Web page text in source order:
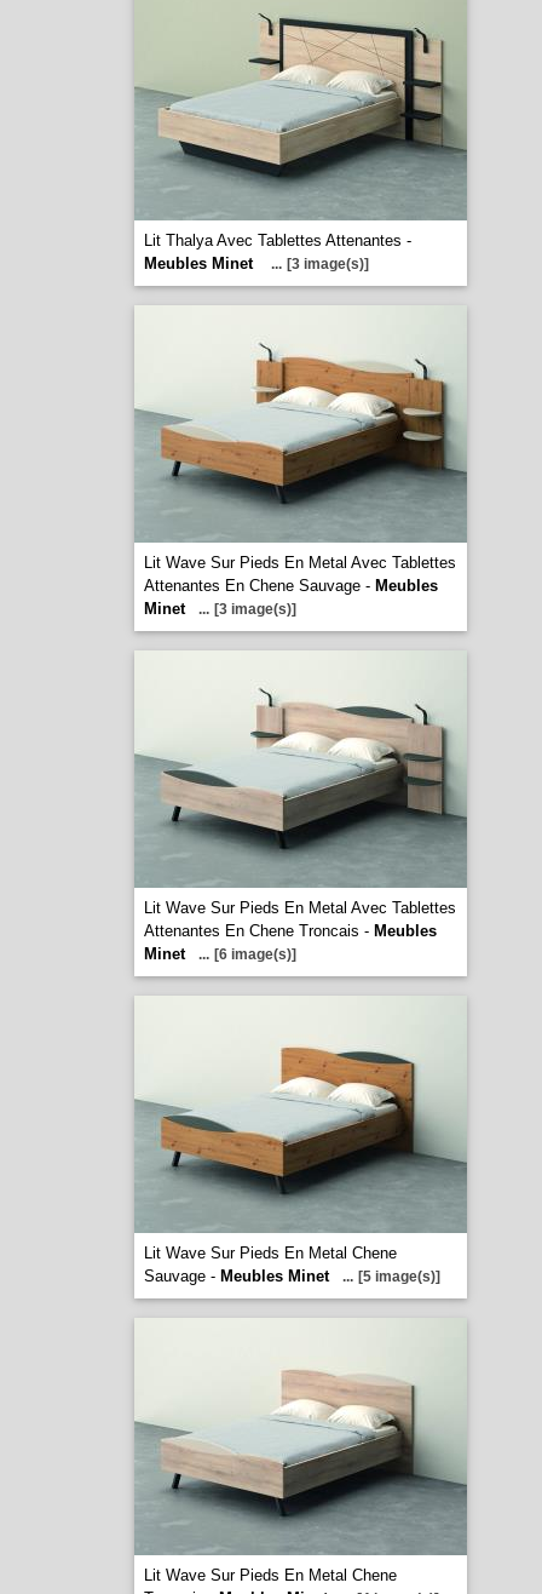
Lit Thalya Avec Tablettes Attenantes -
Meubles Minet
... [3 image(s)]
Lit Wave Sur Pieds En Metal Avec Tablettes
Attenantes En Chene Sauvage - Meubles
Minet
... [3 image(s)]
Lit Wave Sur Pieds En Metal Avec Tablettes
Attenantes En Chene Troncais - Meubles
Minet
... [6 image(s)]
Lit Wave Sur Pieds En Metal Chene
Sauvage - Meubles Minet ... [5 image(s)]
Lit Wave Sur Pieds En Metal Chene